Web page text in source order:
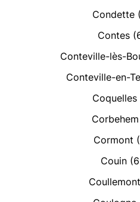
Condette
Contes
Conteville-lès-
Conteville-en-
Coquelles
Cormont
Couin